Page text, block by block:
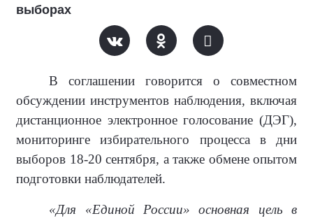
выборах
В соглашении говорится о совместном
обсуждении инструментов наблюдения, включая
дистанционное электронное голосование (ДЭГ),
мониторинге избирательного процесса в дни
выборов 18-20 сентября, а также обмене опытом
подготовки наблюдателей.
«Для «Единой России» основная цель в